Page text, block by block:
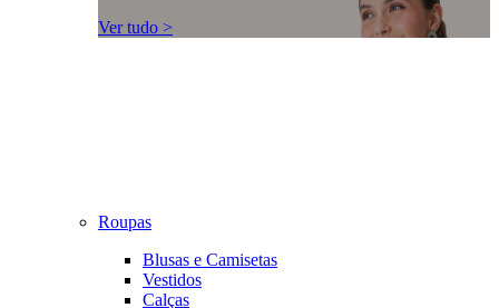
Ver tudo >
Roupas
Blusas e Camisetas
Vestidos
Calças